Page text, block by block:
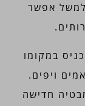
אפשר
במקומו
ויפים.
חדישה